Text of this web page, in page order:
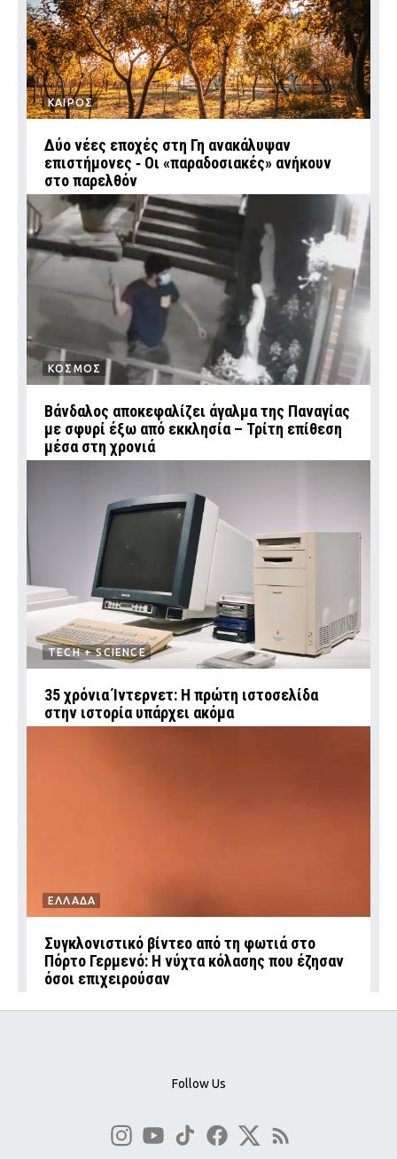
ΚΑΙΡΟΣ
Δύο νέες εποχές στη Γη ανακάλυψαν
επιστήμονες ‑ Oι «παραδοσιακές» ανήκουν
στο παρελθόν
ΚΟΣΜΟΣ
Βάνδαλος αποκεφαλίζει άγαλμα της Παναγίας
με σφυρί έξω από εκκλησία – Τρίτη επίθεση
μέσα στη χρονιά
TECH + SCIENCE
35 χρόνια Ίντερνετ: Η πρώτη ιστοσελίδα
στην ιστορία υπάρχει ακόμα
ΕΛΛΑΔΑ
Συγκλονιστικό βίντεο από τη φωτιά στο
Πόρτο Γερμενό: Η νύχτα κόλασης που έζησαν
όσοι επιχειρούσαν
Follow Us